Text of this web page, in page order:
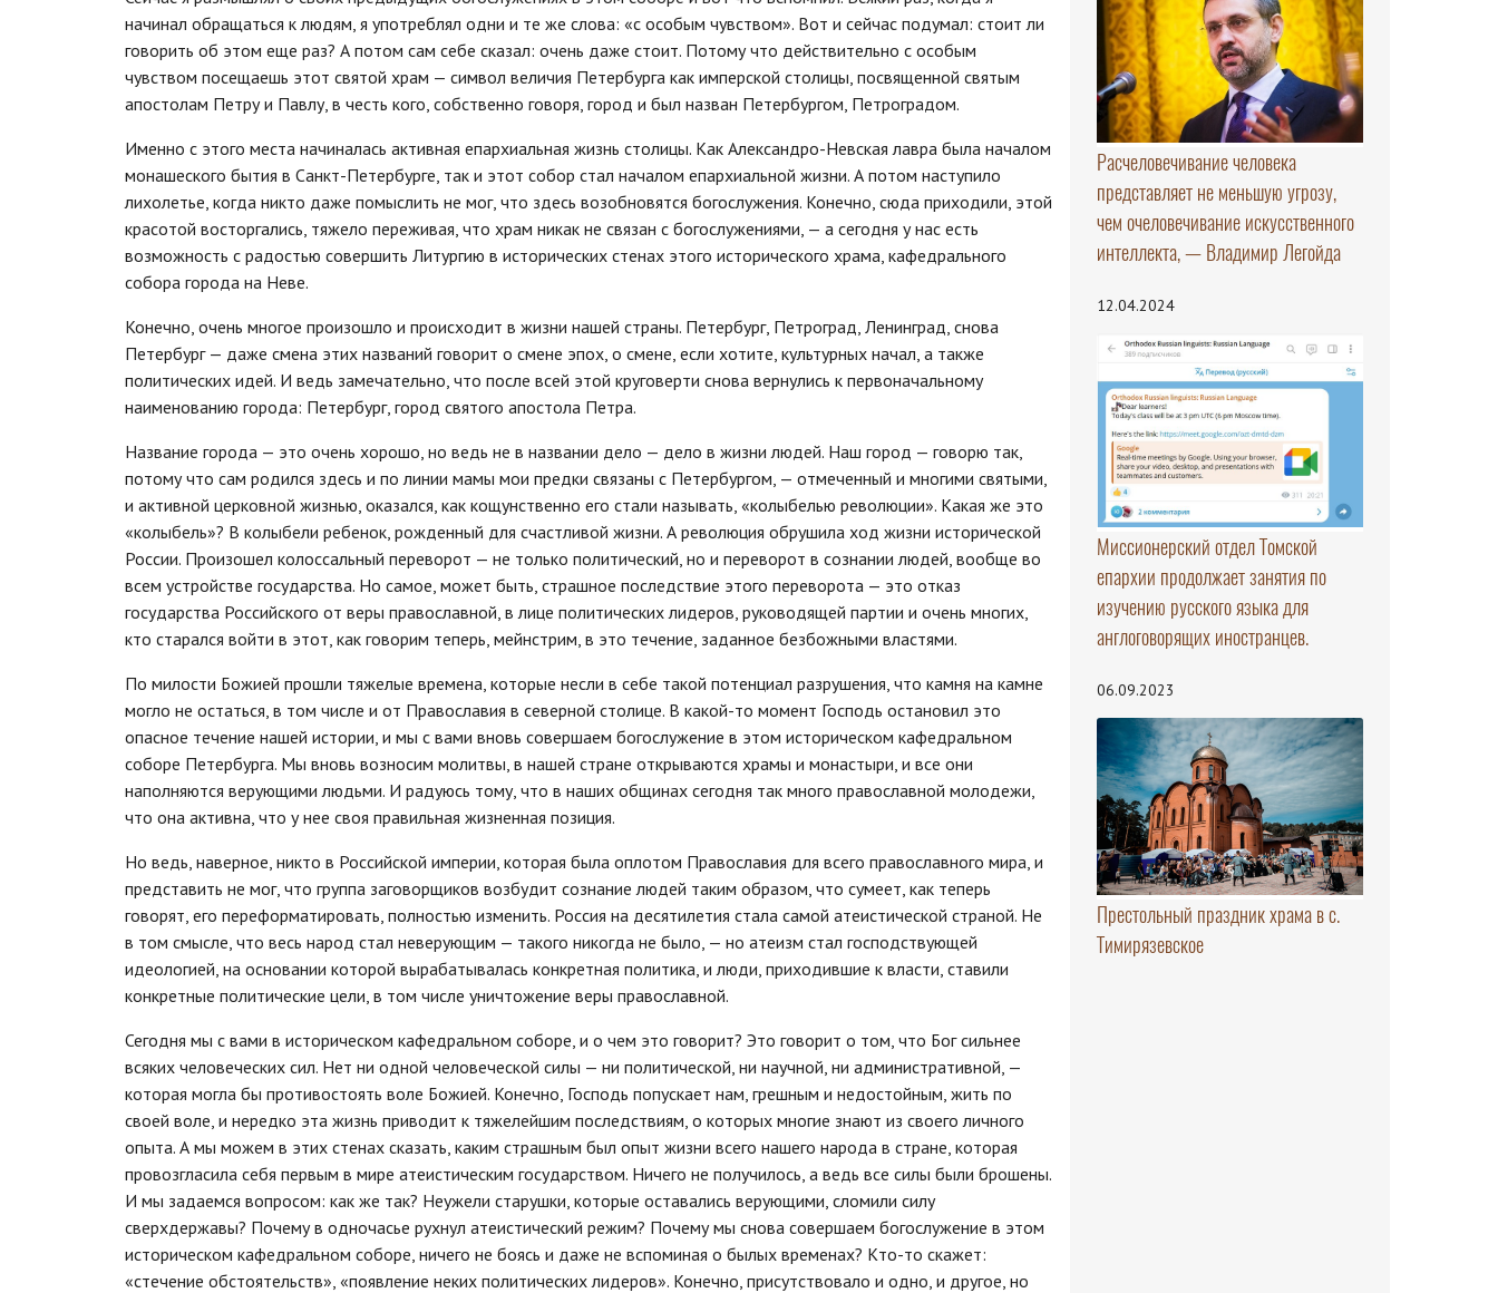
начинал обращаться к людям, я употреблял одни и те же слова: «с особым чувством». Вот и сейчас подумал: стоит ли
говорить об этом еще раз? А потом сам себе сказал: очень даже стоит. Потому что действительно с особым
чувством посещаешь этот святой храм — символ величия Петербурга как имперской столицы, посвященной святым
апостолам Петру и Павлу, в честь кого, собственно говоря, город и был назван Петербургом, Петроградом.
Именно с этого места начиналась активная епархиальная жизнь столицы. Как Александро-Невская лавра была началом
монашеского бытия в Санкт-Петербурге, так и этот собор стал началом епархиальной жизни. А потом наступило
лихолетье, когда никто даже помыслить не мог, что здесь возобновятся богослужения. Конечно, сюда приходили, этой
красотой восторгались, тяжело переживая, что храм никак не связан с богослужениями, — а сегодня у нас есть
возможность с радостью совершить Литургию в исторических стенах этого исторического храма, кафедрального
собора города на Неве.
Конечно, очень многое произошло и происходит в жизни нашей страны. Петербург, Петроград, Ленинград, снова
Петербург — даже смена этих названий говорит о смене эпох, о смене, если хотите, культурных начал, а также
политических идей. И ведь замечательно, что после всей этой круговерти снова вернулись к первоначальному
наименованию города: Петербург, город святого апостола Петра.
Название города — это очень хорошо, но ведь не в названии дело — дело в жизни людей. Наш город — говорю так,
потому что сам родился здесь и по линии мамы мои предки связаны с Петербургом, — отмеченный и многими святыми,
и активной церковной жизнью, оказался, как кощунственно его стали называть, «колыбелью революции». Какая же это
«колыбель»? В колыбели ребенок, рожденный для счастливой жизни. А революция обрушила ход жизни исторической
России. Произошел колоссальный переворот — не только политический, но и переворот в сознании людей, вообще во
всем устройстве государства. Но самое, может быть, страшное последствие этого переворота — это отказ
государства Российского от веры православной, в лице политических лидеров, руководящей партии и очень многих,
кто старался войти в этот, как говорим теперь, мейнстрим, в это течение, заданное безбожными властями.
По милости Божией прошли тяжелые времена, которые несли в себе такой потенциал разрушения, что камня на камне
могло не остаться, в том числе и от Православия в северной столице. В какой-то момент Господь остановил это
опасное течение нашей истории, и мы с вами вновь совершаем богослужение в этом историческом кафедральном
соборе Петербурга. Мы вновь возносим молитвы, в нашей стране открываются храмы и монастыри, и все они
наполняются верующими людьми. И радуюсь тому, что в наших общинах сегодня так много православной молодежи,
что она активна, что у нее своя правильная жизненная позиция.
Но ведь, наверное, никто в Российской империи, которая была оплотом Православия для всего православного мира, и
представить не мог, что группа заговорщиков возбудит сознание людей таким образом, что сумеет, как теперь
говорят, его переформатировать, полностью изменить. Россия на десятилетия стала самой атеистической страной. Не
в том смысле, что весь народ стал неверующим — такого никогда не было, — но атеизм стал господствующей
идеологией, на основании которой вырабатывалась конкретная политика, и люди, приходившие к власти, ставили
конкретные политические цели, в том числе уничтожение веры православной.
Сегодня мы с вами в историческом кафедральном соборе, и о чем это говорит? Это говорит о том, что Бог сильнее
всяких человеческих сил. Нет ни одной человеческой силы — ни политической, ни научной, ни административной, —
которая могла бы противостоять воле Божией. Конечно, Господь попускает нам, грешным и недостойным, жить по
своей воле, и нередко эта жизнь приводит к тяжелейшим последствиям, о которых многие знают из своего личного
опыта. А мы можем в этих стенах сказать, каким страшным был опыт жизни всего нашего народа в стране, которая
провозгласила себя первым в мире атеистическим государством. Ничего не получилось, а ведь все силы были брошены.
И мы задаемся вопросом: как же так? Неужели старушки, которые оставались верующими, сломили силу
сверхдержавы? Почему в одночасье рухнул атеистический режим? Почему мы снова совершаем богослужение в этом
историческом кафедральном соборе, ничего не боясь и даже не вспоминая о былых временах? Кто-то скажет:
«стечение обстоятельств», «появление неких политических лидеров». Конечно, присутствовало и одно, и другое, но
Расчеловечивание человека
представляет не меньшую угрозу,
чем очеловечивание искусственного
интеллекта, — Владимир Легойда
12.04.2024
Миссионерский отдел Томской
епархии продолжает занятия по
изучению русского языка для
англоговорящих иностранцев.
06.09.2023
Престольный праздник храма в с.
Тимирязевское